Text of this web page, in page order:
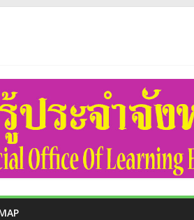
สารสำคัญของสัญญาหรือข้อตกลงเป็นหนังสือปร
และนางสาวรติรัตน์ อินต์ธะวิชัย รองผู้อำนวยกา
ะยากลำบาก ในเขตพื้นที่สูงภาคเหนือ ประจำปีง